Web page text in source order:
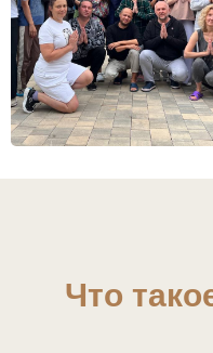
Что